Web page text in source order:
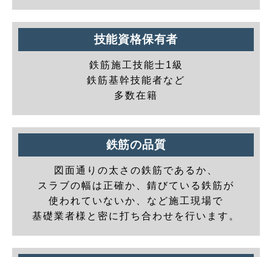
技能資格保有者
鉄筋施工技能士1級
鉄筋基幹技能者など
多数在籍
鉄筋の品質
図面通りの太さの鉄筋であるか、
スラブの幅は正確か、錆びている鉄筋が
使われていないか、など施工現場で
基礎業者様と密に打ち合わせを行います。